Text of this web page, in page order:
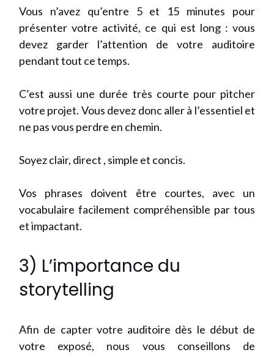
Vous n’avez qu’entre 5 et 15 minutes pour
présenter votre activité, ce qui est long : vous
devez garder l’attention de votre auditoire
pendant tout ce temps.
C’est aussi une durée très courte pour pitcher
votre projet. Vous devez donc aller à l’essentiel et
ne pas vous perdre en chemin.
Soyez clair, direct , simple et concis.
Vos phrases doivent être courtes, avec un
vocabulaire facilement compréhensible par tous
et impactant.
3) L’importance du
storytelling
Afin de capter votre auditoire dès le début de
votre exposé, nous vous conseillons de